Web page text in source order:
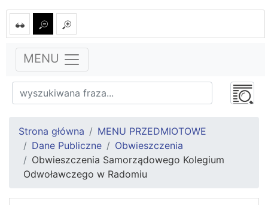
MENU
Strona główna
MENU PRZEDMIOTOWE
Dane Publiczne
Obwieszczenia
Obwieszczenia Samorządowego Kolegium
Odwoławczego w Radomiu